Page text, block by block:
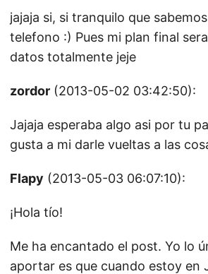
jajaja si, si tranquilo que
telefono :) Pues mi plan final
datos totalmente jeje
zordor (2013-05-02 03:42:50):
Jajaja esperaba algo asi por tu
gusta a mi darle vueltas a las
Flapy (2013-05-03 06:07:10):
¡Hola tío!
Me ha encantado el post. Yo lo
aportar es que cuando estoy en